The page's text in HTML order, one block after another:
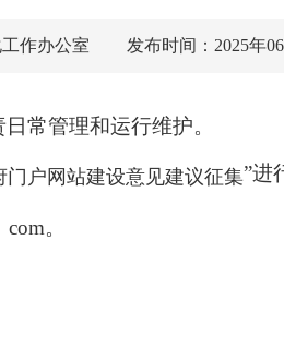
作办公室 发布时间：2025年
常管理和运行维护。
门户网站建设意见建议征集”进
com。